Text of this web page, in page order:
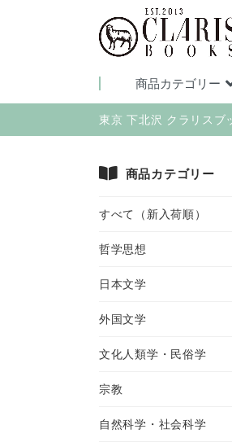
商品カテゴリー
東京 下北沢 クラリスブ
商品カテゴリー
すべて（新入荷順）
哲学思想
日本文学
外国文学
文化人類学・民俗学
宗教
自然科学・社会科学